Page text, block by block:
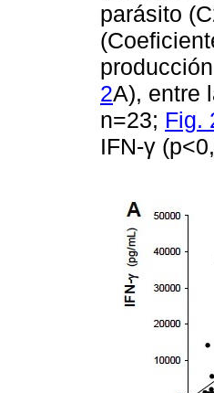
parásito
2A), entre
n=23; Fig.
IFN-γ